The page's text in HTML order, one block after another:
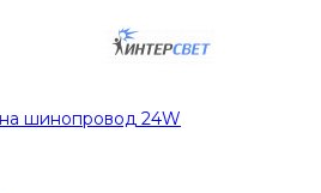
шинопровод 24W